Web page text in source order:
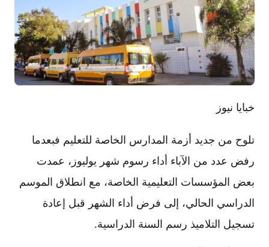
خبايا نيوز
تلوح من جديد أزمة المدارس الخاصة للتعليم فبعدما
رفض عدد من الآباء أداء رسوم شهر يوليوز، عمدت
بعض المؤسسات التعليمية الخاصة، مع انطلاق الموسم
الدراسي الحالي، إلى فرض أداء الشهر قبل إعادة
تسجيل التلاميذ رسم السنة الدراسية.